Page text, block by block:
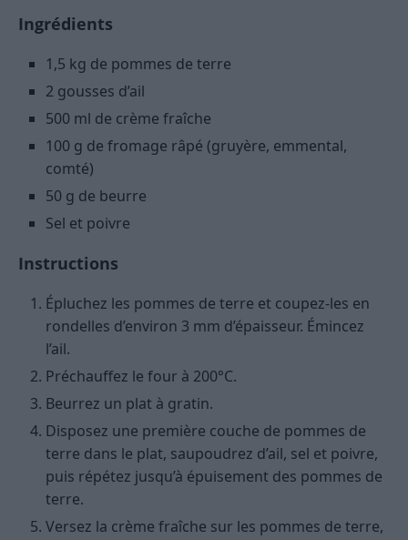
Ingrédients
1,5 kg de pommes de terre
2 gousses d’ail
500 ml de crème fraîche
100 g de fromage râpé (gruyère, emmental,
comté)
50 g de beurre
Sel et poivre
Instructions
Épluchez les pommes de terre et coupez-les en
rondelles d’environ 3 mm d’épaisseur. Émincez
l’ail.
Préchauffez le four à 200°C.
Beurrez un plat à gratin.
Disposez une première couche de pommes de
terre dans le plat, saupoudrez d’ail, sel et poivre,
puis répétez jusqu’à épuisement des pommes de
terre.
Versez la crème fraîche sur les pommes de terre,